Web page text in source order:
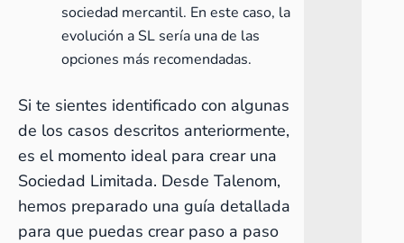
sociedad mercantil. En este caso, la
evolución a SL sería una de las
opciones más recomendadas.
Si te sientes identificado con algunas
de los casos descritos anteriormente,
es el momento ideal para crear una
Sociedad Limitada. Desde Talenom,
hemos preparado una guía detallada
para que puedas crear paso a paso